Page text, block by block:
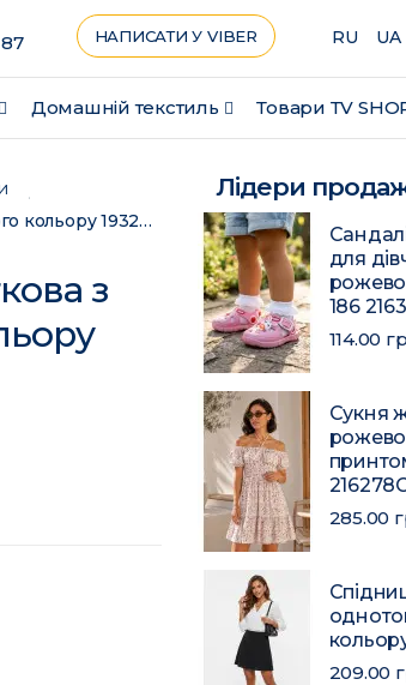
Домашній текстиль Товари ТV
НАПИСАТИ У VIBER RU UA
Шапка зимова підліткова з нашивкою білого кольору 193225C
з
Лідери
для
186
114.00
Сукня
285.00
209.00